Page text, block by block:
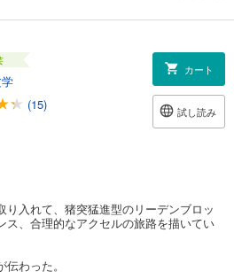
(15)
カート
試し読み
り入れて、猪突猛進型のリーデンブロッ
ス、合理的なアクセルの旅路を描いてい
わった。